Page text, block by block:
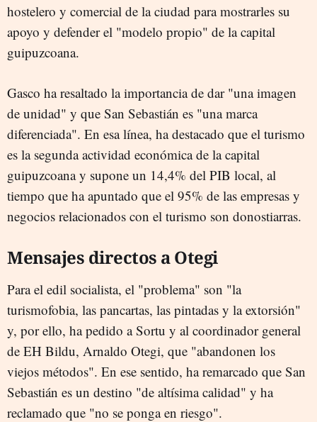
hostelero y comercial de la ciudad para mostrarles su
apoyo y defender el "modelo propio" de la capital
guipuzcoana.
Gasco ha resaltado la importancia de dar "una imagen
de unidad" y que San Sebastián es "una marca
diferenciada". En esa línea, ha destacado que el turismo
es la segunda actividad económica de la capital
guipuzcoana y supone un 14,4% del PIB local, al
tiempo que ha apuntado que el 95% de las empresas y
negocios relacionados con el turismo son donostiarras.
Mensajes directos a Otegi
Para el edil socialista, el "problema" son "la
turismofobia, las pancartas, las pintadas y la extorsión"
y, por ello, ha pedido a Sortu y al coordinador general
de EH Bildu, Arnaldo Otegi, que "abandonen los
viejos métodos". En ese sentido, ha remarcado que San
Sebastián es un destino "de altísima calidad" y ha
reclamado que "no se ponga en riesgo".